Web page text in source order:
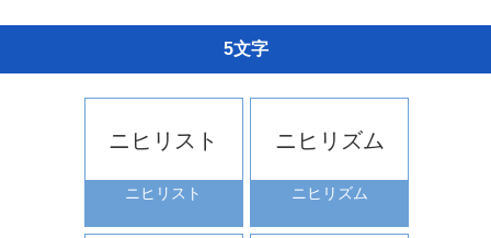
5文字
ニヒリスト
ニヒリスト
ニヒリズム
ニヒリズム